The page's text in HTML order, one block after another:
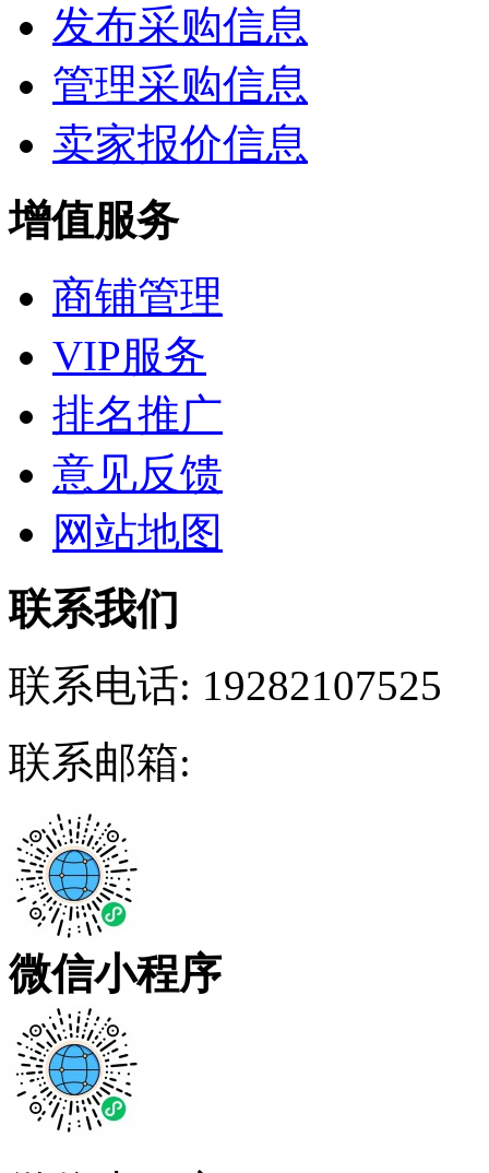
发布采购信息
管理采购信息
卖家报价信息
增值服务
商铺管理
VIP服务
排名推广
意见反馈
网站地图
联系我们
联系电话: 19282107525
联系邮箱:
微信小程序